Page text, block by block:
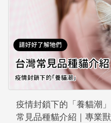
疫情封鎖下的「養貓潮
常見品種貓介紹｜專業